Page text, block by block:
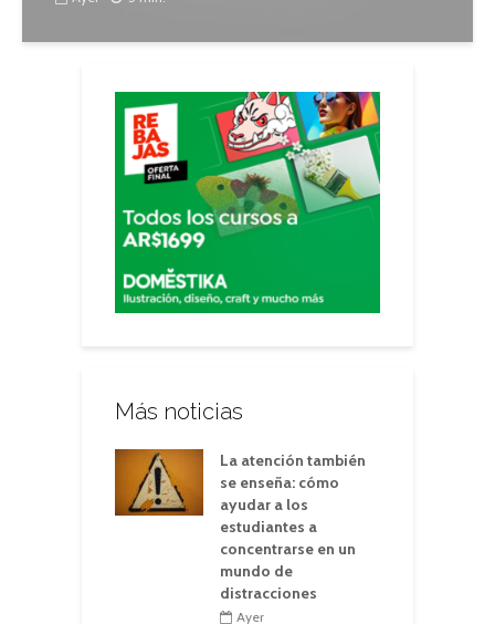
Más noticias
La atención también
se enseña: cómo
ayudar a los
estudiantes a
concentrarse en un
mundo de
distracciones
Ayer